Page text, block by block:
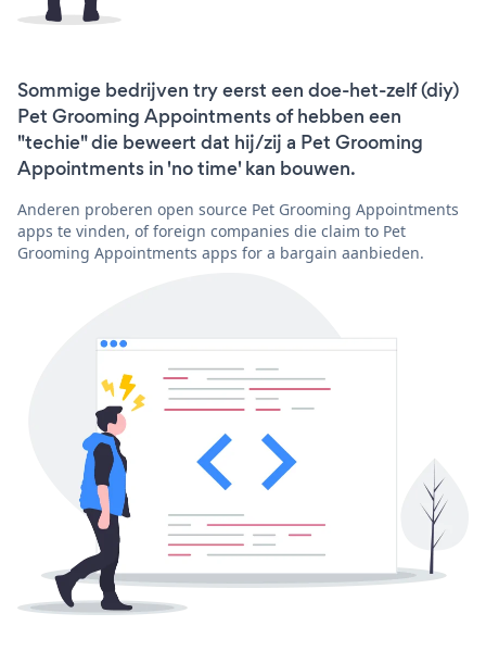
Sommige bedrijven try eerst een doe-het-zelf (diy)
Pet Grooming Appointments of hebben een
"techie" die beweert dat hij/zij a Pet Grooming
Appointments in 'no time' kan bouwen.
Anderen proberen open source Pet Grooming Appointments
apps te vinden, of foreign companies die claim to Pet
Grooming Appointments apps for a bargain aanbieden.